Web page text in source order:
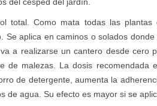
total. Como mata todas las plantas
Se aplica en caminos o solados
a realizarse un cantero desde cero
de malezas. La dosis recomendada
de detergente, aumenta la
de agua. Su efecto es mayor si se